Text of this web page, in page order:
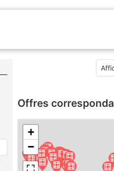
Offres
+
−